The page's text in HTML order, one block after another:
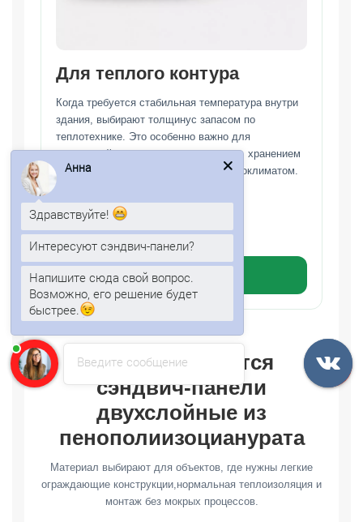
Для теплого контура
Когда требуется стабильная температура внутри
здания, выбирают толщинус запасом по
теплотехнике. Это особенно важно для
помещений с постояннымотоплением, хранением
продукции или контролируемым микроклиматом.
Устойчивость к влаге
Стабильность геометрии
Подробнее
Где применяются
сэндвич-панели
двухслойные из
пенополиизоцианурата
Материал выбирают для объектов, где нужны легкие
ограждающие конструкции,нормальная теплоизоляция и
монтаж без мокрых процессов.
Введите сообщение
Анна
Здравствуйте!
Интересуют сэндвич-панели?
Напишите сюда свой вопрос.
Возможно, его решение будет
быстрее.